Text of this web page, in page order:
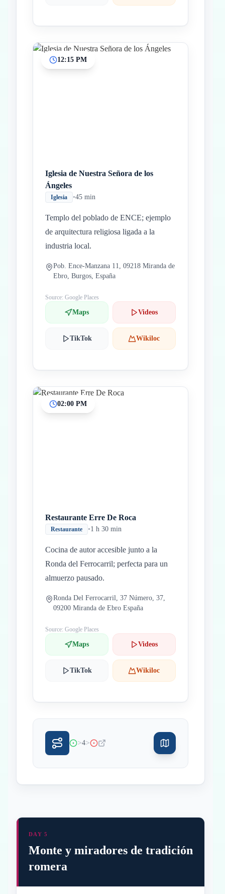
12:15 PM
Iglesia de Nuestra Señora de los
Ángeles
Iglesia •45 min
Templo del poblado de ENCE; ejemplo
de arquitectura religiosa ligada a la
industria local.
Pob. Ence-Manzana 11, 09218 Miranda de
Ebro, Burgos, España
Source: Google Places
Maps Videos
TikTok Wikiloc
02:00 PM
Restaurante Erre De Roca
Restaurante •1 h 30 min
Cocina de autor accesible junto a la
Ronda del Ferrocarril; perfecta para un
almuerzo pausado.
Ronda Del Ferrocarril, 37 Número, 37,
09200 Miranda de Ebro España
Source: Google Places
Maps Videos
TikTok Wikiloc
>4>
DAY 5
Monte y miradores de tradición
romera